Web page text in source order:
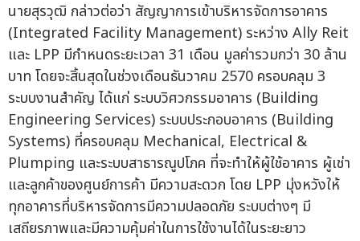
นายสุรวุฒิ กล่าวต่อว่า สัญญาการเข้าบริหารจัดการอาคาร
(Integrated Facility Management) ระหว่าง Ally Reit
และ LPP มีกำหนดระยะเวลา 31 เดือน มูลค่ารวมกว่า 30 ล้าน
บาท โดยจะสิ้นสุดในช่วงเดือนธันวาคม 2570 ครอบคลุม 3
ระบบงานสำคัญ ได้แก่ ระบบวิศวกรรมอาคาร (Building
Engineering Services) ระบบประกอบอาคาร (Building
Systems) ที่ครอบคลุม Mechanical, Electrical &
Plumping และระบบสาธารณูปโภค ที่จะทำให้ผู้ใช้อาคาร ผู้เช่า
และลูกค้าของศูนย์การค้า มีความสะดวก โดย LPP มุ่งหวังให้
ทุกอาคารที่บริหารจัดการมีความปลอดภัย ระบบต่างๆ มี
เสถียรภาพและมีความคุ้มค่าในการใช้งานได้ในระยะยาว